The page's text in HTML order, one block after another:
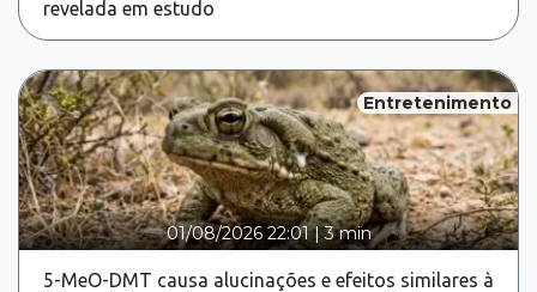
revelada em estudo
Entretenimento
01/08/2026 22:01|3 min
5-MeO-DMT causa alucinações e efeitos similares à